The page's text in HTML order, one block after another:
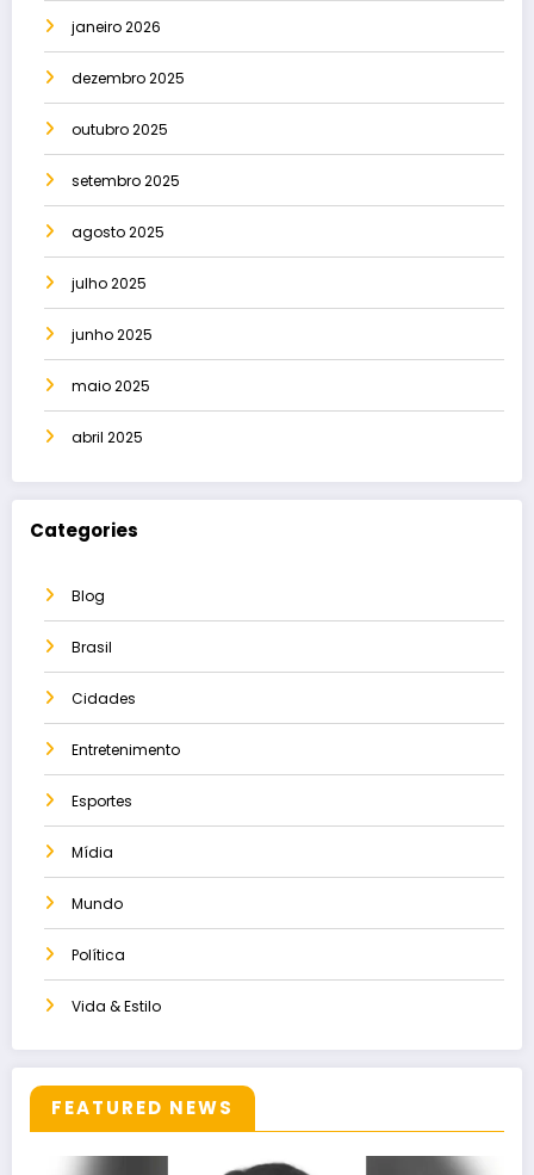
janeiro 2026
dezembro 2025
outubro 2025
setembro 2025
agosto 2025
julho 2025
junho 2025
maio 2025
abril 2025
Categories
Blog
Brasil
Cidades
Entretenimento
Esportes
Mídia
Mundo
Política
Vida & Estilo
FEATURED NEWS